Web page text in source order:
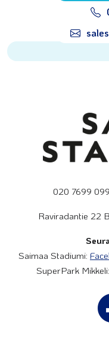
020 7699
Raviradantie 22
Saimaa Stadiumi:
SuperPark Mikkeli: